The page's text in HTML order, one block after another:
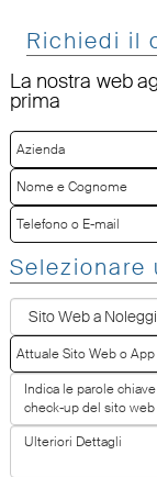
Richiedi il
La nostra web
prima
Selezionare